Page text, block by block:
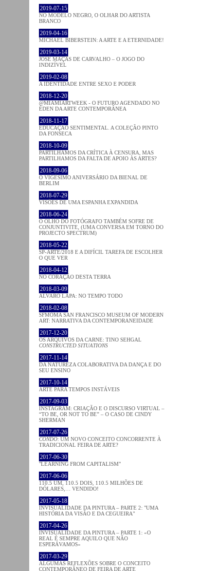
2019-07-15
NO MODELO NEGRO, O OLHAR DO ARTISTA
BRANCO
2019-04-16
MICHAEL BIBERSTEIN: A ARTE E A ETERNIDADE!
2019-03-14
JOSÉ MAÇÃS DE CARVALHO – O JOGO DO
INDIZÍVEL
2019-02-08
A IDENTIDADE ENTRE SEXO E PODER
2018-12-20
@MIAMIARTWEEK - O FUTURO AGENDADO NO
ÉDEN DA ARTE CONTEMPORÂNEA
2018-11-17
EDUCAÇÃO SENTIMENTAL. A COLEÇÃO PINTO
DA FONSECA
2018-10-09
PARTILHAMOS DA CRÍTICA À CENSURA, MAS
PARTILHAMOS DA FALTA DE APOIO ÀS ARTES?
2018-09-06
O VIGÉSIMO ANIVERSÁRIO DA BIENAL DE
BERLIM
2018-07-29
VISÕES DE UMA ESPANHA EXPANDIDA
2018-06-24
O OLHO DO FOTÓGRAFO TAMBÉM SOFRE DE
CONJUNTIVITE, (UMA CONVERSA EM TORNO DO
PROJECTO SPECTRUM)
2018-05-22
SP-ARTE/2018 E A DIFÍCIL TAREFA DE ESCOLHER
O QUE VER
2018-04-12
NO CORAÇÂO DESTA TERRA
2018-03-09
ÁLVARO LAPA: NO TEMPO TODO
2018-02-08
SFMOMA SAN FRANCISCO MUSEUM OF MODERN
ART: NARRATIVA DA CONTEMPORANEIDADE
2017-12-20
OS ARQUIVOS DA CARNE: TINO SEHGAL
CONSTRUCTED SITUATIONS
2017-11-14
DA NATUREZA COLABORATIVA DA DANÇA E DO
SEU ENSINO
2017-10-14
ARTE PARA TEMPOS INSTÁVEIS
2017-09-03
INSTAGRAM: CRIAÇÃO E O DISCURSO VIRTUAL –
“TO BE, OR NOT TO BE” – O CASO DE CINDY
SHERMAN
2017-07-26
CONDO: UM NOVO CONCEITO CONCORRENTE À
TRADICIONAL FEIRA DE ARTE?
2017-06-30
"LEARNING FROM CAPITALISM"
2017-06-06
110.5 UM, 110.5 DOIS, 110.5 MILHÕES DE
DÓLARES,… VENDIDO!
2017-05-18
INVISUALIDADE DA PINTURA – PARTE 2: "UMA
HISTÓRIA DA VISÃO E DA CEGUEIRA"
2017-04-26
INVISUALIDADE DA PINTURA – PARTE 1: «O
REAL É SEMPRE AQUILO QUE NÃO
ESPERÁVAMOS»
2017-03-29
ALGUMAS REFLEXÕES SOBRE O CONCEITO
CONTEMPORÂNEO DE FEIRA DE ARTE